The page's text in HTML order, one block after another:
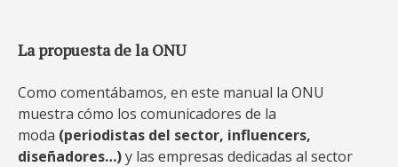
La propuesta de la ONU
Como comentábamos, en este manual la ONU
muestra cómo los comunicadores de la
moda (periodistas del sector, influencers,
diseñadores…)y las empresas dedicadas al sector